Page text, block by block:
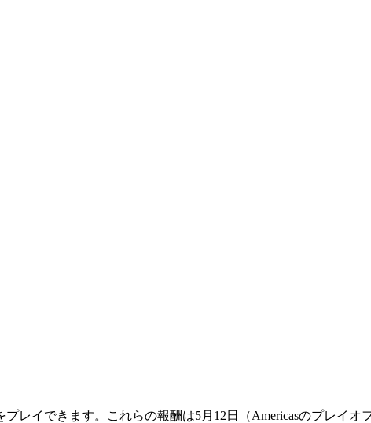
レイできます。これらの報酬は5月12日（Americasのプレイ